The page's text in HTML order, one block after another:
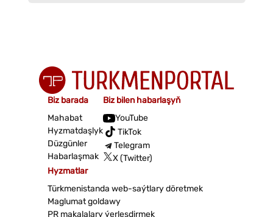
Biz barada
Mahabat
Hyzmatdaşlyk
Düzgünler
Habarlaşmak
Biz bilen habarlaşyň
YouTube
TikTok
Telegram
X (Twitter)
Hyzmatlar
Türkmenistanda web-saýtlary döretmek
Maglumat goldawy
PR makalalary ýerleşdirmek